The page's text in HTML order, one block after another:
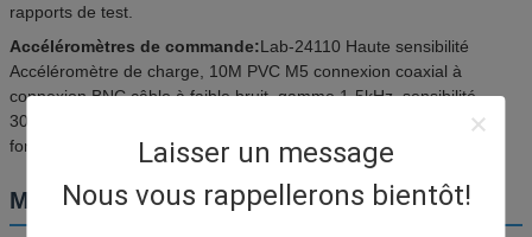
Laisser un message
Nous vous rappellerons bientôt!
rapports de test.
Accéléromètres de commande:Lab-24110 Haute sensibilité
Accéléromètre de charge, 10M PVC M5 connexion coaxial à
connexion BNC câble à faible bruit, gamme 1-5kHz, sensibilité
30pC/g, connecteur latéral M5, isolation au sol,Température de
fonctionnement de -40°C à 160°C.
Modèles de système supplémentaires